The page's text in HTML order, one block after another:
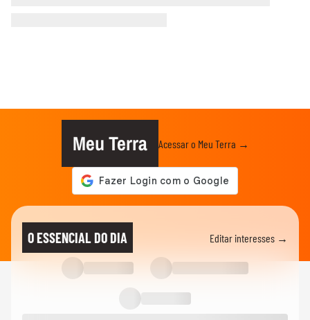
Meu Terra Acessar o Meu Terra →
O ESSENCIAL DO DIA Editar interesses →